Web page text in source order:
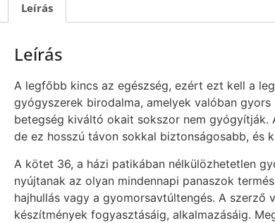
Leírás
Leírás
A legfőbb kincs az egészség, ezért ezt kell a
gyógyszerek birodalma, amelyek valóban
betegség kiváltó okait sokszor nem
de ez hosszú távon sokkal biztonságosabb, és
A kötet 36, a házi patikában nélkülözhetetlen
nyújtanak az olyan mindennapi panaszok
hajhullás vagy a gyomorsavtúltengés. A
készítmények fogyasztásáig, alkalmazásáig.